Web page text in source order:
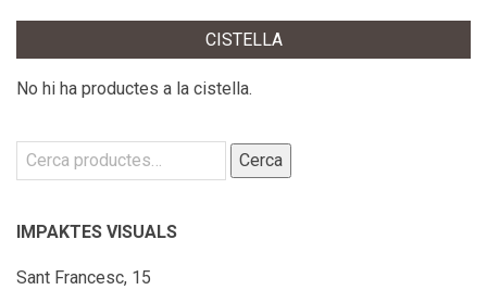
CISTELLA
No hi ha productes a la cistella.
Cerca: Cerca
IMPAKTES VISUALS
Sant Francesc, 15